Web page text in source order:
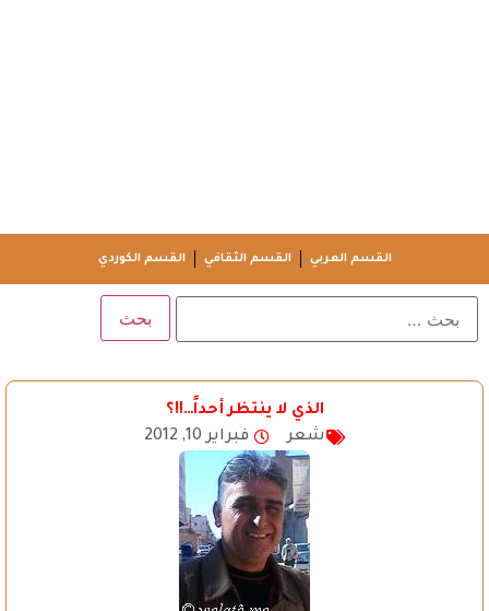
القسم العربي القسم الثقافي القسم الكوردي
الذي لا ينتظر أحداً…!!؟
شعر
فبراير 10, 2012